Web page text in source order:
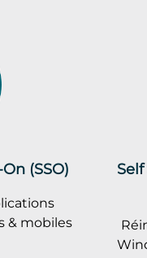
(SSO)
& mobiles